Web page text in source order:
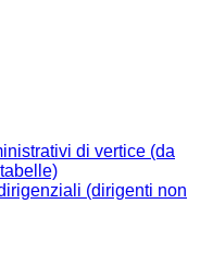
di vertice (da
(dirigenti non